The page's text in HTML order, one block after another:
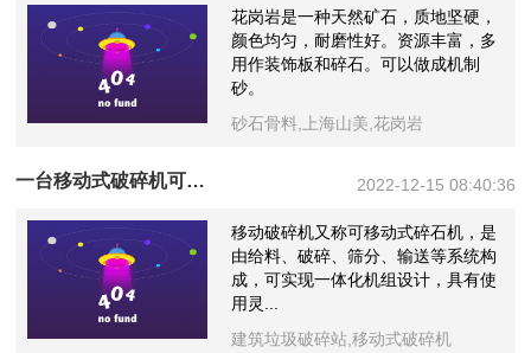
花岗岩是一种天然矿石，质地坚硬，
颜色均匀，耐磨性好。资源丰富，多
用作装饰板和碎石。可以做成机制
砂。
砂石骨料,上海山美,花岗岩
一台移动式破碎机可以实现建筑垃圾的“变废为宝”，多方共赢。 2022-12-15 08:40:36
移动破碎机又称可移动式碎石机，是
由给料、破碎、筛分、输送等系统构
成，可实现一体化机组设计，具有使
用灵...
建筑垃圾破碎站,移动式破碎机